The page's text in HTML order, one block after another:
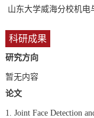
山东大学威海分校机电
科研成果
研究方向
暂无内容
论文
1. Joint Face Detection